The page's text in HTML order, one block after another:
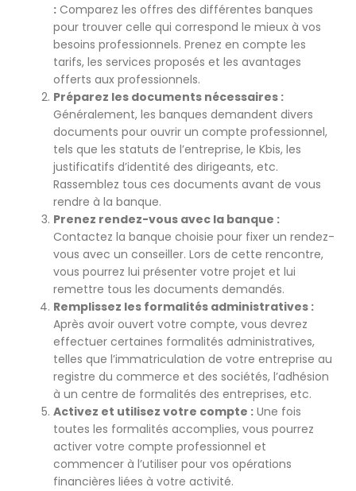
: Comparez les offres des différentes banques
pour trouver celle qui correspond le mieux à vos
besoins professionnels. Prenez en compte les
tarifs, les services proposés et les avantages
offerts aux professionnels.
Préparez les documents nécessaires :
Généralement, les banques demandent divers
documents pour ouvrir un compte professionnel,
tels que les statuts de l’entreprise, le Kbis, les
justificatifs d’identité des dirigeants, etc.
Rassemblez tous ces documents avant de vous
rendre à la banque.
Prenez rendez-vous avec la banque :
Contactez la banque choisie pour fixer un rendez-
vous avec un conseiller. Lors de cette rencontre,
vous pourrez lui présenter votre projet et lui
remettre tous les documents demandés.
Remplissez les formalités administratives :
Après avoir ouvert votre compte, vous devrez
effectuer certaines formalités administratives,
telles que l’immatriculation de votre entreprise au
registre du commerce et des sociétés, l’adhésion
à un centre de formalités des entreprises, etc.
Activez et utilisez votre compte : Une fois
toutes les formalités accomplies, vous pourrez
activer votre compte professionnel et
commencer à l’utiliser pour vos opérations
financières liées à votre activité.